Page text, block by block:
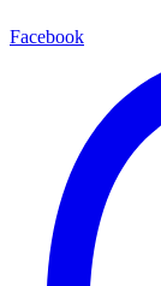
Facebook